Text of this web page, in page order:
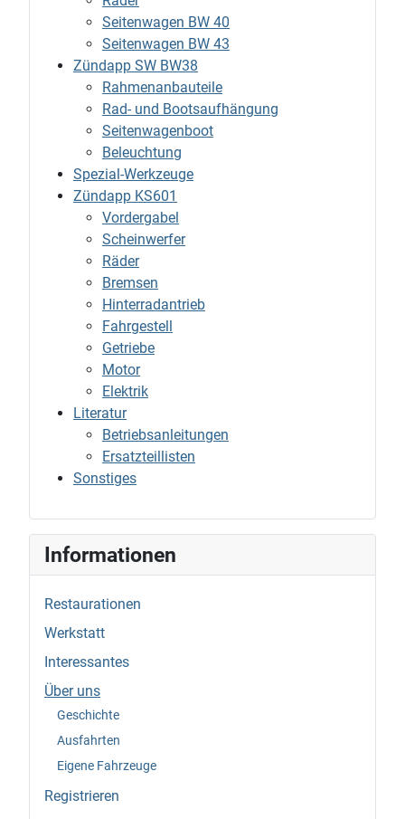
Seitenwagen BW 40
Seitenwagen BW 43
Zündapp SW BW38
Rahmenanbauteile
Rad- und Bootsaufhängung
Seitenwagenboot
Beleuchtung
Spezial-Werkzeuge
Zündapp KS601
Vordergabel
Scheinwerfer
Räder
Bremsen
Hinterradantrieb
Fahrgestell
Getriebe
Motor
Elektrik
Literatur
Betriebsanleitungen
Ersatzteillisten
Sonstiges
Informationen
Restaurationen
Werkstatt
Interessantes
Über uns
Geschichte
Ausfahrten
Eigene Fahrzeuge
Registrieren